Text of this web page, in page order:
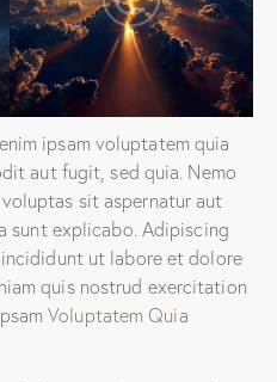
ipsam voluptatem quia
aut fugit, sed quia. Nemo
sit aspernatur aut
sunt explicabo. Adipiscing
ut labore et dolore
quis nostrud exercitation
Voluptatem Quia